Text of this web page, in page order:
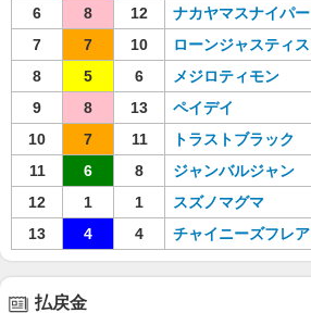
6
8 12 ナカヤマスナイパー
7
7 10 ローンジャスティス
8
5 6 メジロティモン
9
8 13 ペイデイ
10
7 11 トラストブラック
11
6 8 ジャンバルジャン
12
1 1 スズノマグマ
13
4 4 チャイニーズフレア
払戻金